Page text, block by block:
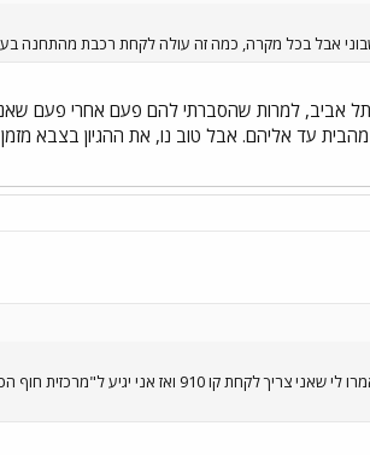
אבל בכל מקרה, כמה זה עולה לקחת רכבת מהתחנה
אביב, למרות שהסברתי להם פעם אחרי פעם שאני
אביב, ואם היו נותנים לי כרטיס אוטובוס הייתי צריך רק אוטובוס 1 מהבית עד
אני צריך להגיע מהתחנה מרכזית בתל אביב לתחנת רכבת בת גלים